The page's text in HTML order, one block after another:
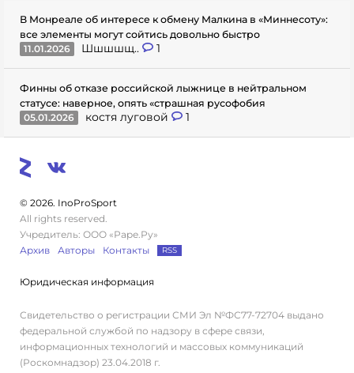
В Монреале об интересе к обмену Малкина в «Миннесоту»:
все элементы могут сойтись довольно быстро
11.01.2026
Шшшшщ.. 1
Финны об отказе российской лыжнице в нейтральном
статусе: наверное, опять «страшная русофобия
05.01.2026
костя луговой 1
© 2026. InoProSport
All rights reserved.
Учредитель: ООО «Раре.Ру»
Архив
Авторы Контакты RSS
Юридическая информация
Свидетельство о регистрации СМИ Эл №ФС77-72704 выдано
федеральной службой по надзору в сфере связи,
информационных технологий и массовых коммуникаций
(Роскомнадзор) 23.04.2018 г.